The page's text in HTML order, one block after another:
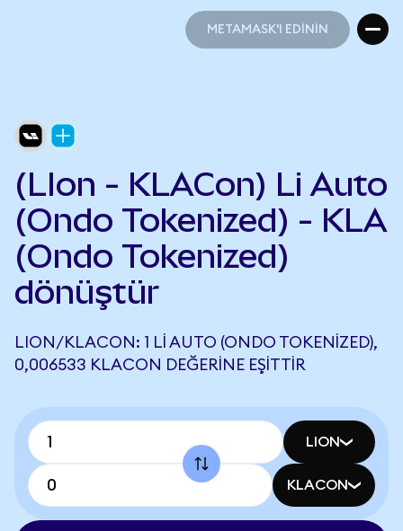
METAMASK'I EDİNİN
(LIon - KLACon) Li Auto
(Ondo Tokenized) - KLA
(Ondo Tokenized)
dönüştür
LION/KLACON: 1 LI AUTO (ONDO TOKENIZED),
0,006533 KLACON DEĞERINE EŞITTIR
LION
KLACON